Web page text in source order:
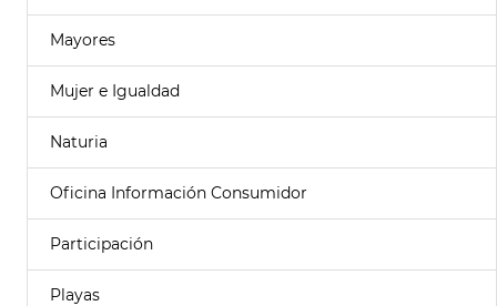
Mayores
Mujer e Igualdad
Naturia
Oficina Información Consumidor
Participación
Playas